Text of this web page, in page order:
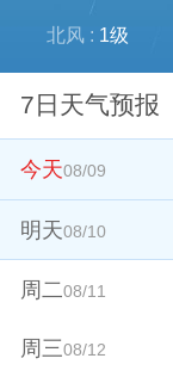
北风 : 1级
7日天气预报
今天08/09
明天08/10
周二08/11
周三08/12